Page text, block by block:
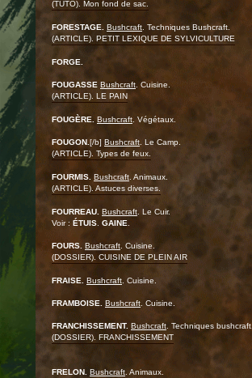
(TUTO). Mon fond de sac.
FORESTAGE. Bushcraft . Techniques Bushcraft.
(ARTICLE). PETIT LEXIQUE DE SYLVICULTURE
FORGE.
FOUGASSE Bushcraft . Cuisine.
(ARTICLE). LE PAIN
FOUGÈRE. Bushcraft . Végétaux.
FOUGON. [/b] Bushcraft . Le Camp.
(ARTICLE). Types de feux.
FOURMIS. Bushcraft . Animaux.
(ARTICLE). Astuces diverses.
FOURREAU. Bushcraft . Le Cuir.
Voir : ÉTUIS GAINE
FOURS. Bushcraft . Cuisine.
(DOSSIER). CUISINE DE PLEIN AIR
FRAISE. Bushcraft . Cuisine.
FRAMBOISE. Bushcraft . Cuisine.
FRANCHISSEMENT. Bushcraft . Techniques bushcraft.
(DOSSIER). FRANCHISSEMENT
FRELON. Bushcraft . Animaux.